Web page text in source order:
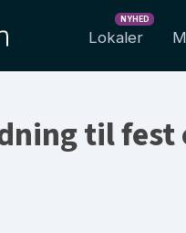
Lokaler
NYHED
til fest